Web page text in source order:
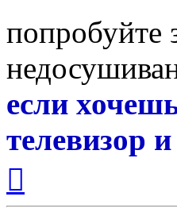
попробуйте
если
телевизор
началу